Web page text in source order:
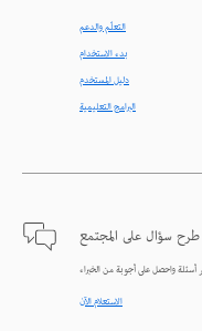
التعلّم والدعم
بدء الاستخدام
دليل المستخدم
البرامج التعليمية
طرح سؤال على المجتمع
الاستعلام الآن